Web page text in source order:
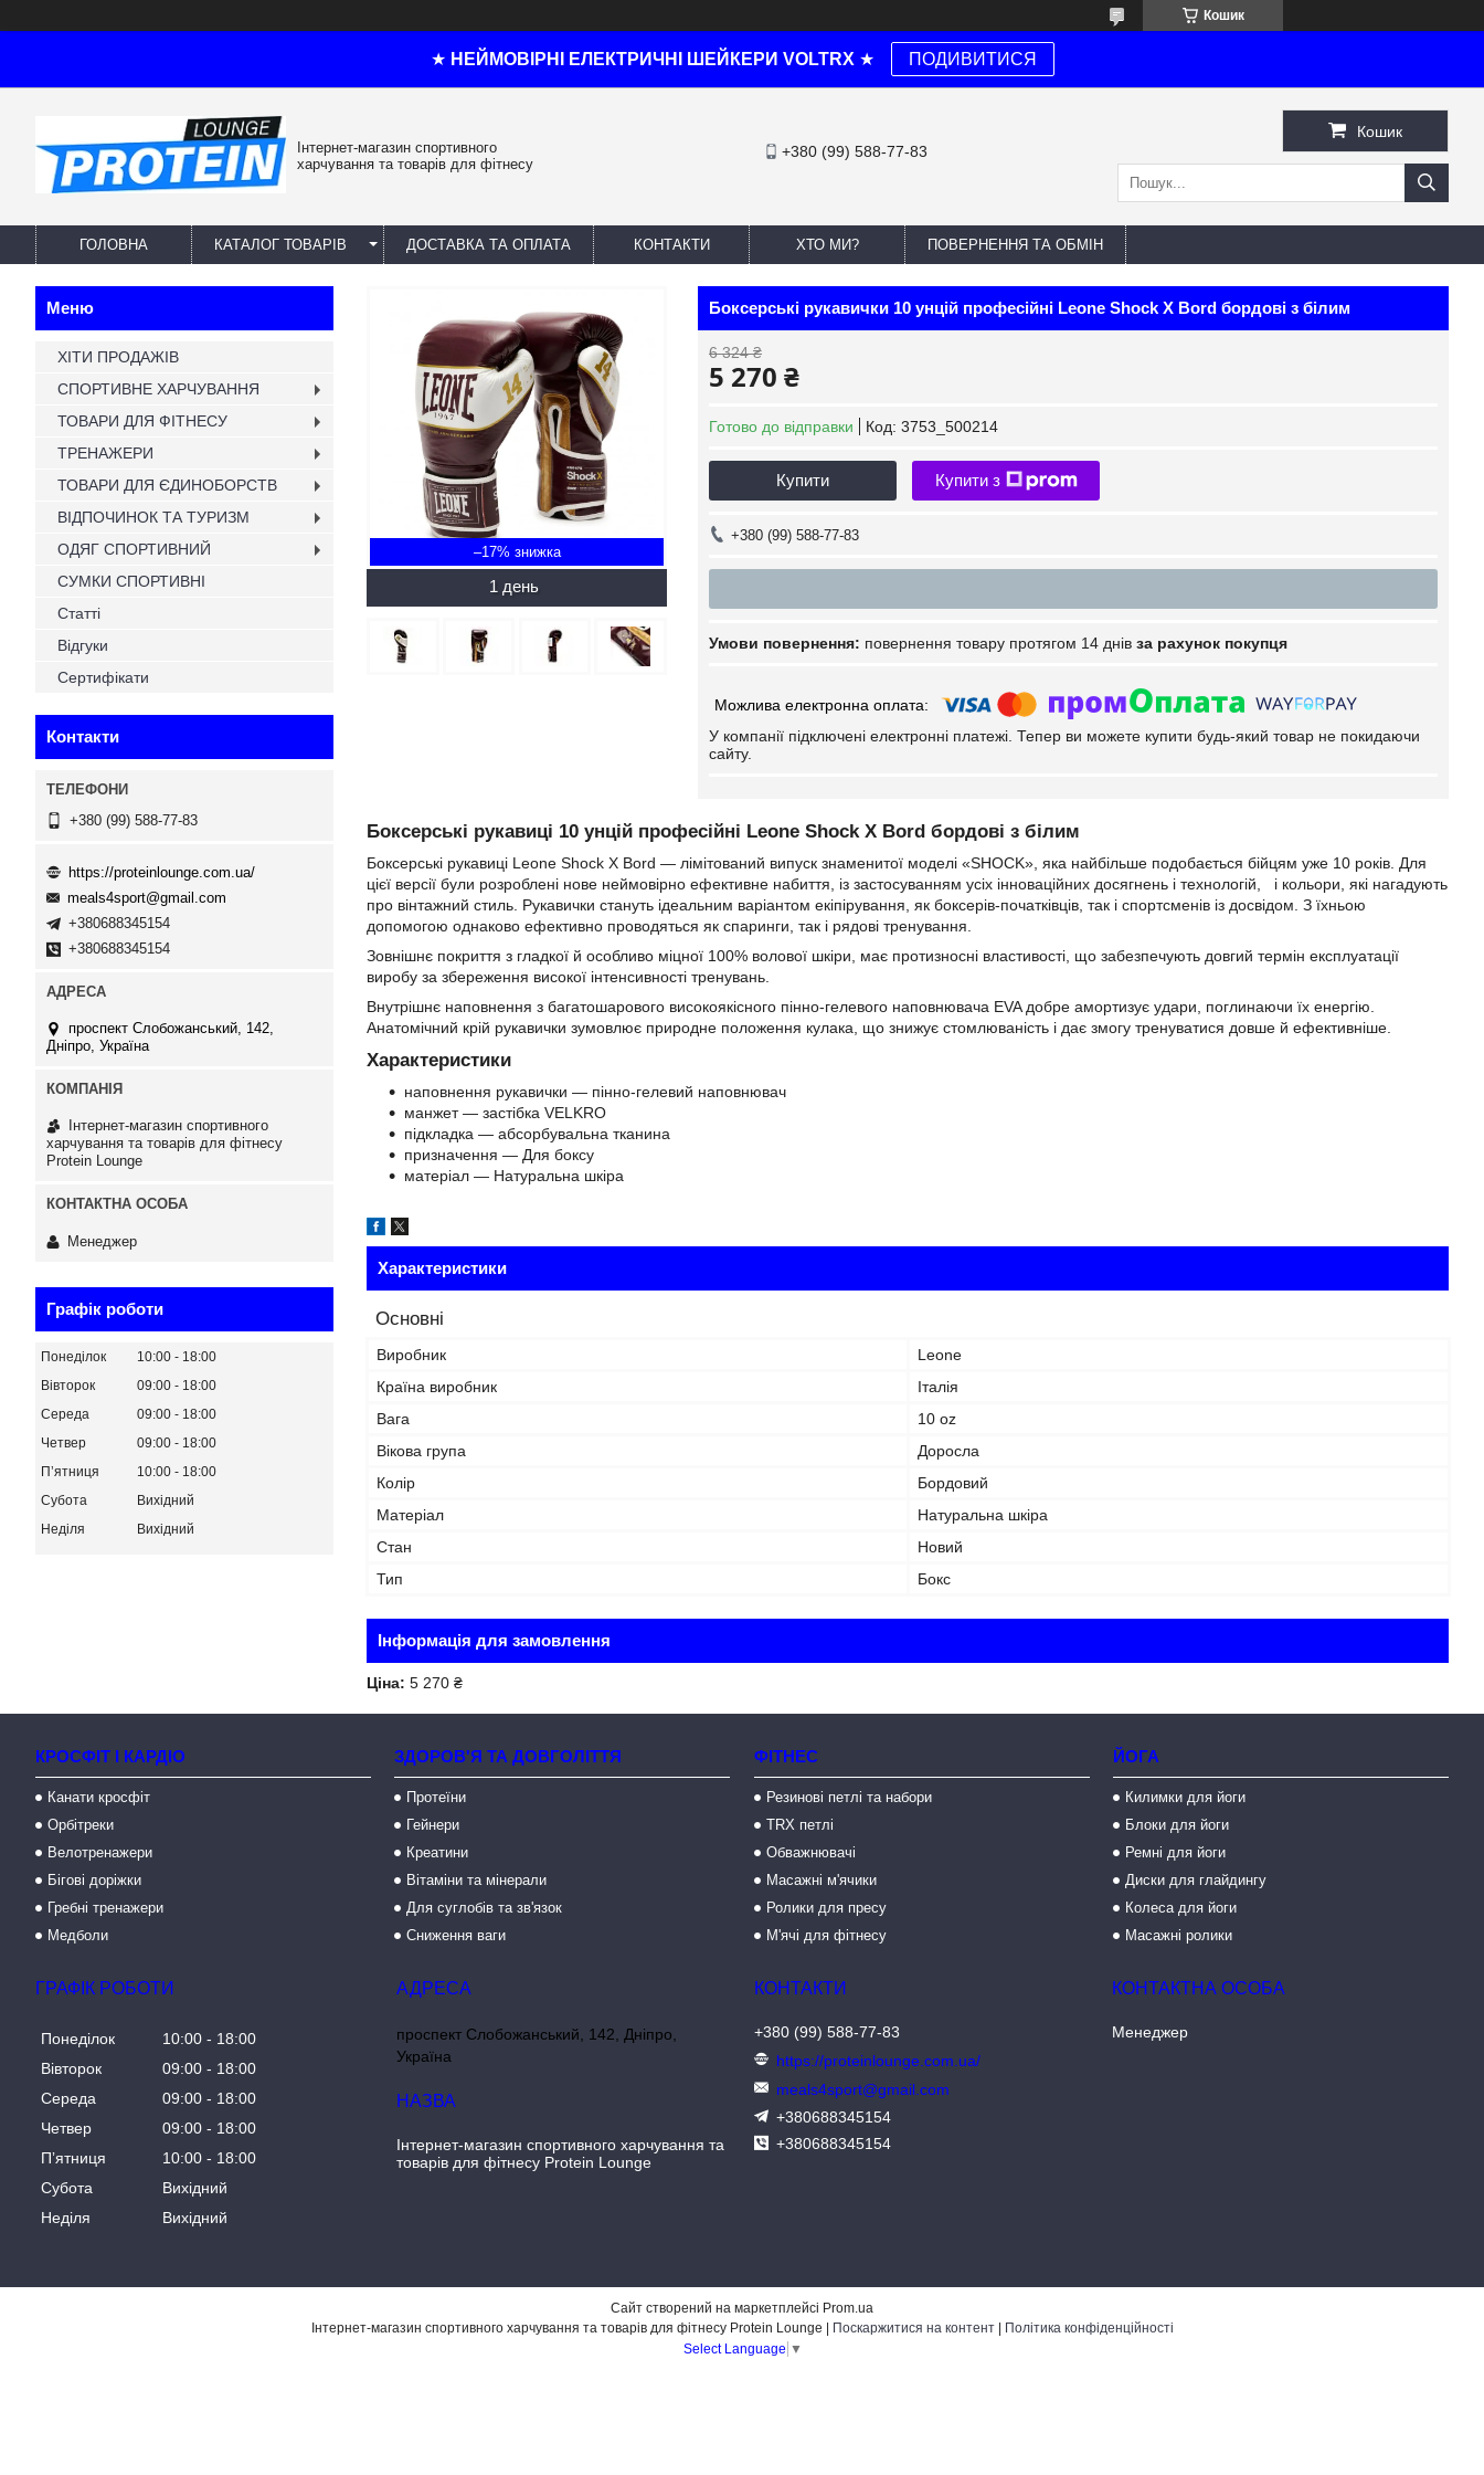
Кошик
★ НЕЙМОВІРНІ ЕЛЕКТРИЧНІ ШЕЙКЕРИ VOLTRX ★ ПОДИВИТИСЯ
Інтернет-магазин спортивного
харчування та товарів для фітнесу
+380 (99) 588-77-83
Кошик
ГОЛОВНА КАТАЛОГ ТОВАРІВ ДОСТАВКА ТА ОПЛАТА КОНТАКТИ ХТО МИ? ПОВЕРНЕННЯ ТА ОБМІН
–17%
1 день
Боксерські рукавички 10 унцій професійні Leone Shock X Bord бордові з білим
6 324 ₴
5 270 ₴
Готово до відправки Код: 3753_500214
Купити Купити з
+380 (99) 588-77-83
повернення товару протягом 14 днів за рахунок покупця
У компанії підключені електронні платежі. Тепер ви можете купити будь-який товар не покидаючи
сайту.
Боксерські рукавиці 10 унцій професійні Leone Shock X Bord бордові з білим
Боксерські рукавиці Leone Shock X Bord — лімітований випуск знаменитої моделі «SHOCK», яка найбільше подобається бійцям уже 10 років. Для
цієї версії були розроблені нове неймовірно ефективне набиття, із застосуванням усіх інноваційних досягнень і технологій, і кольори, які нагадують
про вінтажний стиль. Рукавички стануть ідеальним варіантом екіпірування, як боксерів-початківців, так і спортсменів із досвідом. З їхньою
допомогою однаково ефективно проводяться як спаринги, так і рядові тренування.
Зовнішнє покриття з гладкої й особливо міцної 100% волової шкіри, має протизносні властивості, що забезпечують довгий термін експлуатації
виробу за збереження високої інтенсивності тренувань.
Внутрішнє наповнення з багатошарового високоякісного пінно-гелевого наповнювача EVA добре амортизує удари, поглинаючи їх енергію.
Анатомічний крій рукавички зумовлює природне положення кулака, що знижує стомлюваність і дає змогу тренуватися довше й ефективніше.
Характеристики
наповнення рукавички — пінно-гелевий наповнювач
манжет — застібка VELKRO
підкладка — абсорбувальна тканина
призначення — Для боксу
матеріал — Натуральна шкіра
Характеристики
Основні
Виробник
Leone
Країна виробник
Італія
Вага
10 oz
Вікова група
Доросла
Колір
Бордовий
Матеріал
Натуральна шкіра
Стан
Новий
Тип
Бокс
Інформація для замовлення
Ціна: 5 270 ₴
ХІТИ ПРОДАЖІВ
СПОРТИВНЕ ХАРЧУВАННЯ
ТОВАРИ ДЛЯ ФІТНЕСУ
ТРЕНАЖЕРИ
ТОВАРИ ДЛЯ ЄДИНОБОРСТВ
ВІДПОЧИНОК ТА ТУРИЗМ
ОДЯГ СПОРТИВНИЙ
СУМКИ СПОРТИВНІ
Статті
Відгуки
Сертифікати
Контакти
+380 (99) 588-77-83
https://proteinlounge.com.ua/
meals4sport@gmail.com
+380688345154
+380688345154
проспект Слобожанський, 142,
Дніпро, Україна
Інтернет-магазин спортивного
харчування та товарів для фітнесу
Protein Lounge
Менеджер
Графік роботи
Понеділок 10:00
18:00
Вівторок
09:00
18:00
Середа
09:00
18:00
Четвер
09:00
18:00
Пʼятниця
10:00
18:00
Субота
Вихідний
Неділя
Вихідний
КРОСФІТ І КАРДІО
Канати кросфіт
Орбітреки
Велотренажери
Бігові доріжки
Гребні тренажери
Медболи
ЗДОРОВ'Я ТА ДОВГОЛІТТЯ
Протеїни
Гейнери
Креатини
Вітаміни та мінерали
Для суглобів та зв'язок
Сниження ваги
ФІТНЕС
Резинові петлі та набори
TRX петлі
Обважнювачі
Масажні м'ячики
Ролики для пресу
М'ячі для фітнесу
ЙОГА
Килимки для йоги
Блоки для йоги
Ремні для йоги
Диски для глайдингу
Колеса для йоги
Масажні ролики
ГРАФІК РОБОТИ
Понеділок 10:00
18:00
Вівторок
09:00
18:00
Середа
09:00
18:00
Четвер
09:00
18:00
Пʼятниця
10:00
18:00
Субота
Вихідний
Неділя
Вихідний
проспект Слобожанський, 142, Дніпро,
Україна
Інтернет-магазин спортивного харчування та
товарів для фітнесу Protein Lounge
+380 (99) 588-77-83
https://proteinlounge.com.ua/
meals4sport@gmail.com
+380688345154
+380688345154
Менеджер
Сайт створений на маркетплейсі Prom.ua
Поскаржитися на контент
Політика конфіденційності
Select Language ▼